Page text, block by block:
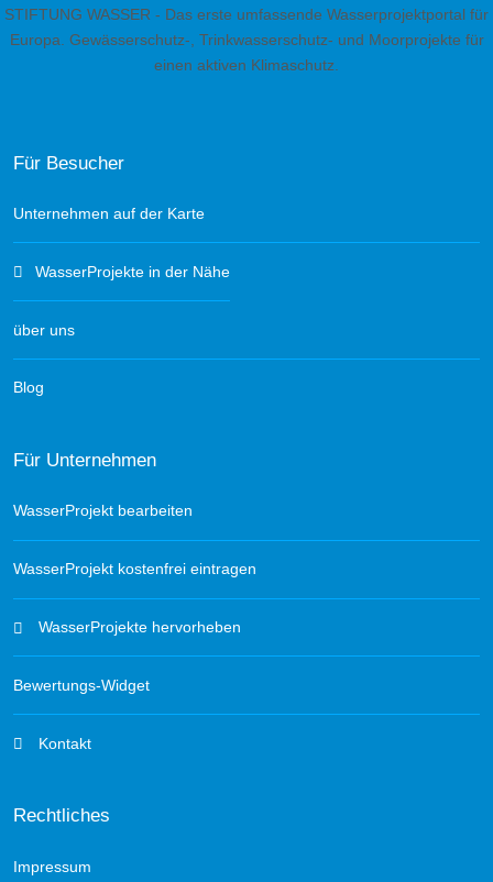
STIFTUNG WASSER - Das erste umfassende Wasserprojektportal für
Europa. Gewässerschutz-, Trinkwasserschutz- und Moorprojekte für
einen aktiven Klimaschutz.
Für Besucher
Unternehmen auf der Karte
WasserProjekte in der Nähe
über uns
Blog
Für Unternehmen
WasserProjekt bearbeiten
WasserProjekt kostenfrei eintragen
WasserProjekte hervorheben
Bewertungs-Widget
Kontakt
Rechtliches
Impressum